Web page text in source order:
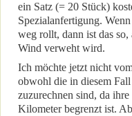
ein Satz (= 20 Stück)
Spezialanfertigung.
weg rollt, dann ist das
Wind verweht wird.
Ich möchte jetzt nicht
obwohl die in diesem
zuzurechnen sind, da
Kilometer begrenzt ist.